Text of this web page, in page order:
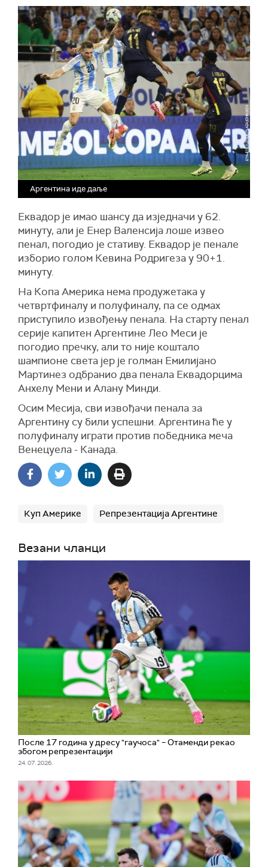
Аргентина иде даље
Еквадор је имао шансу да изједначи у 62.
минуту, али је Енер Валенсија лоше извео
пенал, погодио је стативу. Еквадор је пенале
изборио голом Кевина Родригеза у 90+1.
минуту.
На Копа Америка нема продужетака у
четвртфиналу и полуфиналу, па се одмах
приступило извођењу пенала. На старту пенал
серије капитен Аргентине Лео Меси је
погодио пречку, али то није коштало
шампионе света јер је голман Емилијано
Мартинез одбранио два пенала Еквадорцима
Анхелу Мени и Алану Минди.
Осим Месија, сви извођачи пенала за
Аргентину су били успешни. Аргентина ће у
полуфиналу играти против победника меча
Венецуела - Канада.
Куп Америке Репрезентација Аргентине
Везани чланци
После 17 година у дресу "гаучоса" – Отаменди рекао
збогом репрезентацији
24. 07. 2026.